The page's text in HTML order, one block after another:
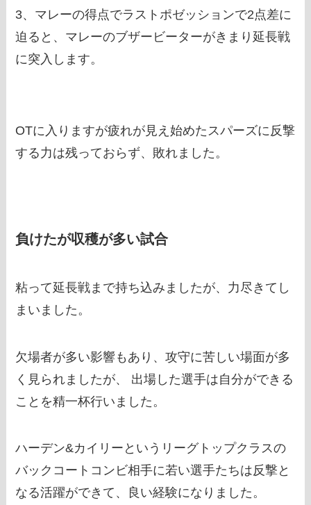
3、マレーの得点でラストポゼッションで2点差に
迫ると、マレーのブザービーターがきまり延長戦
に突入します。
OTに入りますが疲れが見え始めたスパーズに反撃
する力は残っておらず、敗れました。
負けたが収穫が多い試合
粘って延長戦まで持ち込みましたが、力尽きてし
まいました。
欠場者が多い影響もあり、攻守に苦しい場面が多
く見られましたが、 出場した選手は自分ができる
ことを精一杯行いました。
ハーデン&カイリーというリーグトップクラスの
バックコートコンビ相手に若い選手たちは反撃と
なる活躍ができて、良い経験になりました。